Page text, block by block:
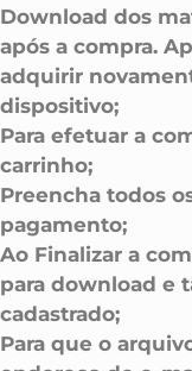
Download dos
após a compra.
adquirir
dispositivo;
Para efetuar a
carrinho;
Preencha todos
pagamento;
Ao Finalizar a
para download e
cadastrado;
Para que o